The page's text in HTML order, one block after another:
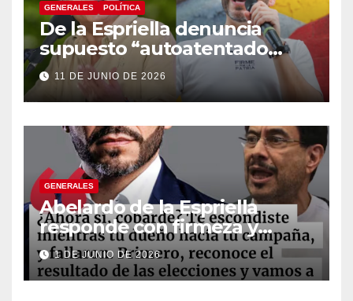
GENERALES POLÍTICA
De la Espriella denuncia
supuesto “autoatentado
legislativo” tras decisión de
suspender provisionalmente
a Petro
11 DE JUNIO DE 2026
GENERALES
Abelardo de la Espriella
responde con firmeza y
fortalece su imagen de
liderazgo ante la controversia
1 DE JUNIO DE 2026